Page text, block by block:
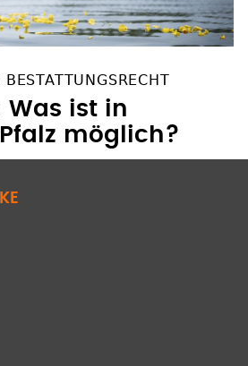
Was ist in
möglich?